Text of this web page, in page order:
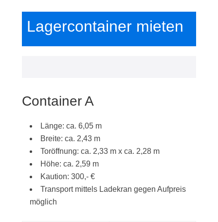
Lagercontainer mieten
Container A
Länge: ca. 6,05 m
Breite: ca. 2,43 m
Toröffnung: ca. 2,33 m x ca. 2,28 m
Höhe: ca. 2,59 m
Kaution: 300,- €
Transport mittels Ladekran gegen Aufpreis
möglich